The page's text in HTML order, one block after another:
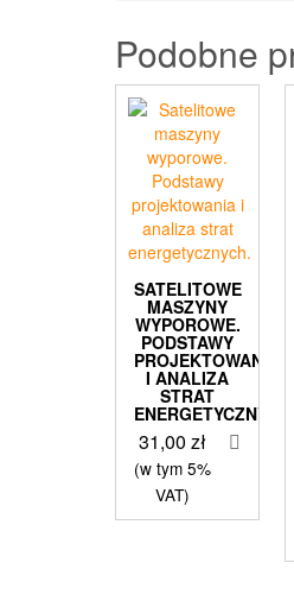
Podobne
SATELITOWE
MASZYNY
WYPOROWE.
PODSTAWY
PROJEKTOWANIA
I ANALIZA
STRAT
ENERGETYCZNYCH.
31,00zł
(w tym 5%
VAT)